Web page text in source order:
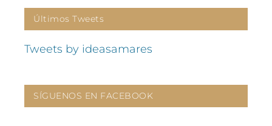
Últimos Tweets
Tweets by ideasamares
SÍGUENOS EN FACEBOOK